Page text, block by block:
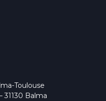
Toulouse
31130 Balma